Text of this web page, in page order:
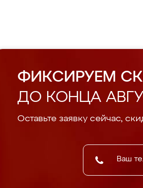
ФИКСИРУЕМ
ДО КОНЦА
Оставьте заявку сейчас,